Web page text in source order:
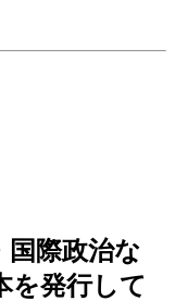
国際政治な
を発行して